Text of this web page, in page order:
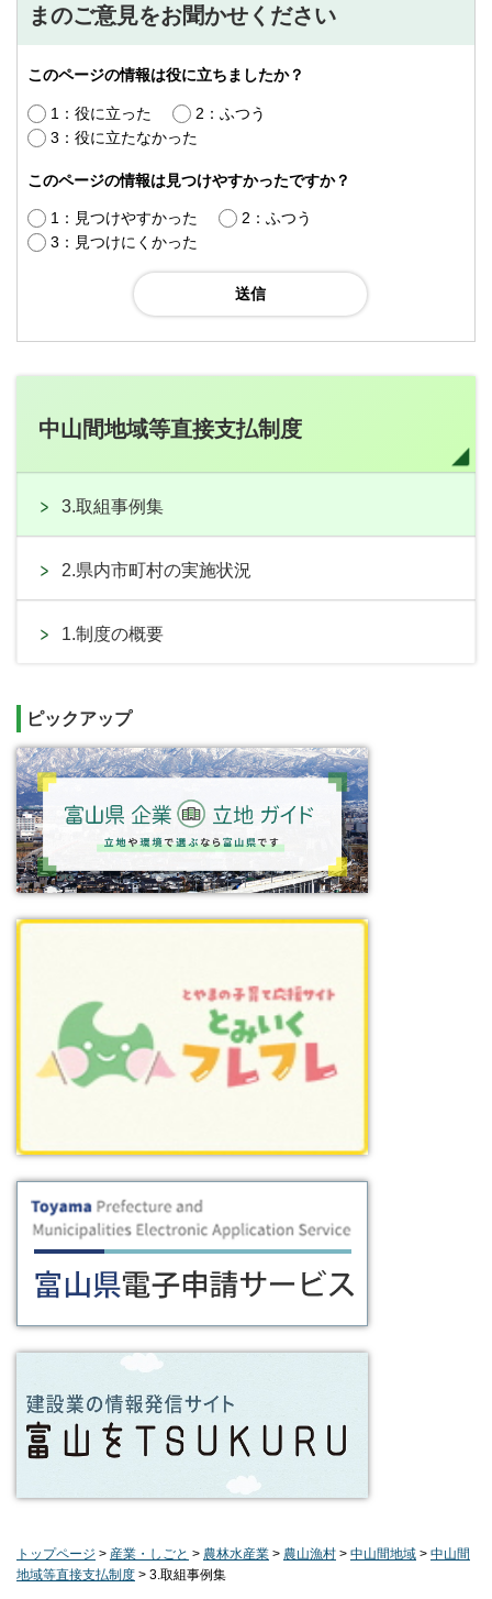
まのご意見をお聞かせください
このページの情報は役に立ちましたか？
1：役に立った
2：ふつう
3：役に立たなかった
このページの情報は見つけやすかったですか？
1：見つけやすかった
2：ふつう
3：見つけにくかった
中山間地域等直接支払制度
3.取組事例集
2.県内市町村の実施状況
1.制度の概要
ピックアップ
トップページ > 産業・しごと > 農林水産業 > 農山漁村 > 中山間地域 > 中山間
地域等直接支払制度 > 3.取組事例集